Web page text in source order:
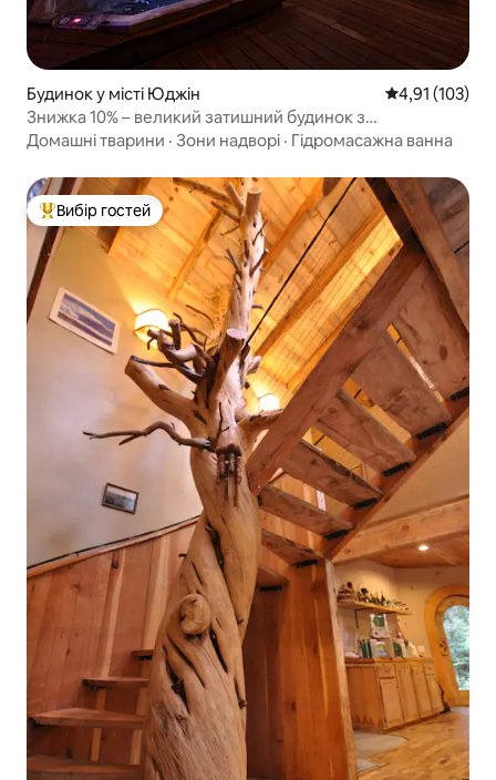
Будинок у місті Юджін Середня
4,91 (103)
Знижка 10% – великий затишний будинок з
гідромасажною ванною – 10 хвилин від Університету
Домашні тварини · Зони надворі · Гідромасажна ванна
Топ вибір гостей
Вибір гостей